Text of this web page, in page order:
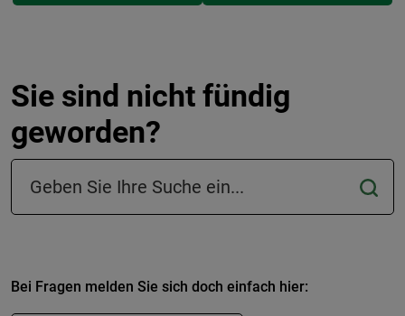
Sie sind nicht fündig
geworden?
Suchfeld in der Fußzeile
Bei Fragen melden Sie sich doch einfach hier: